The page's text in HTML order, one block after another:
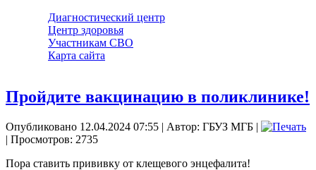
Диагностический центр
Центр здоровья
Участникам СВО
Карта сайта
Пройдите вакцинацию в поликлинике!
Опубликовано 12.04.2024 07:55 | Автор: ГБУЗ МГБ |
| Просмотров: 2735
Пора ставить прививку от клещевого энцефалита!